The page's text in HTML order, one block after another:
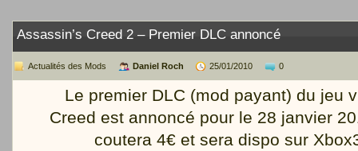
Assassin’s Creed 2 – Premier DLC annoncé
Actualités des Mods Daniel Roch 25/01/2010 0
Le premier DLC (mod payant) du jeu
Creed est annoncé pour le 28 janvier
coutera 4€ et sera dispo sur